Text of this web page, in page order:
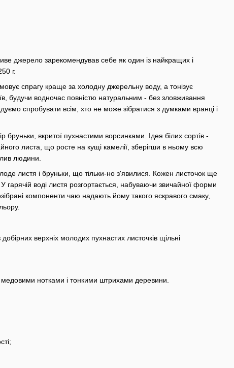
джерело зарекомендував себе як один із найкращих і
г.
спрагу краще за холодну джерельну воду, а тонізує
будучи водночас повністю натуральним - без зловживання
спробувати всім, хто не може зібратися з думками вранці і
бруньки, вкритої пухнастими ворсинками. Ідея білих сортів -
листа, що росте на кущі камелії, зберігши в ньому всю
людини.
листя і бруньки, що тільки-но з'явилися. Кожен листочок ще
гарячій воді листя розгортається, набуваючи звичайної форми
компоненти чаю надають йому такого яскравого смаку,
верхніх молодих пухнастих листочків щільні
нотками і тонкими штрихами деревини.